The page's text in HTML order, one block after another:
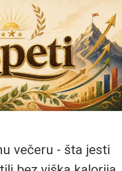
večeru - šta jesti